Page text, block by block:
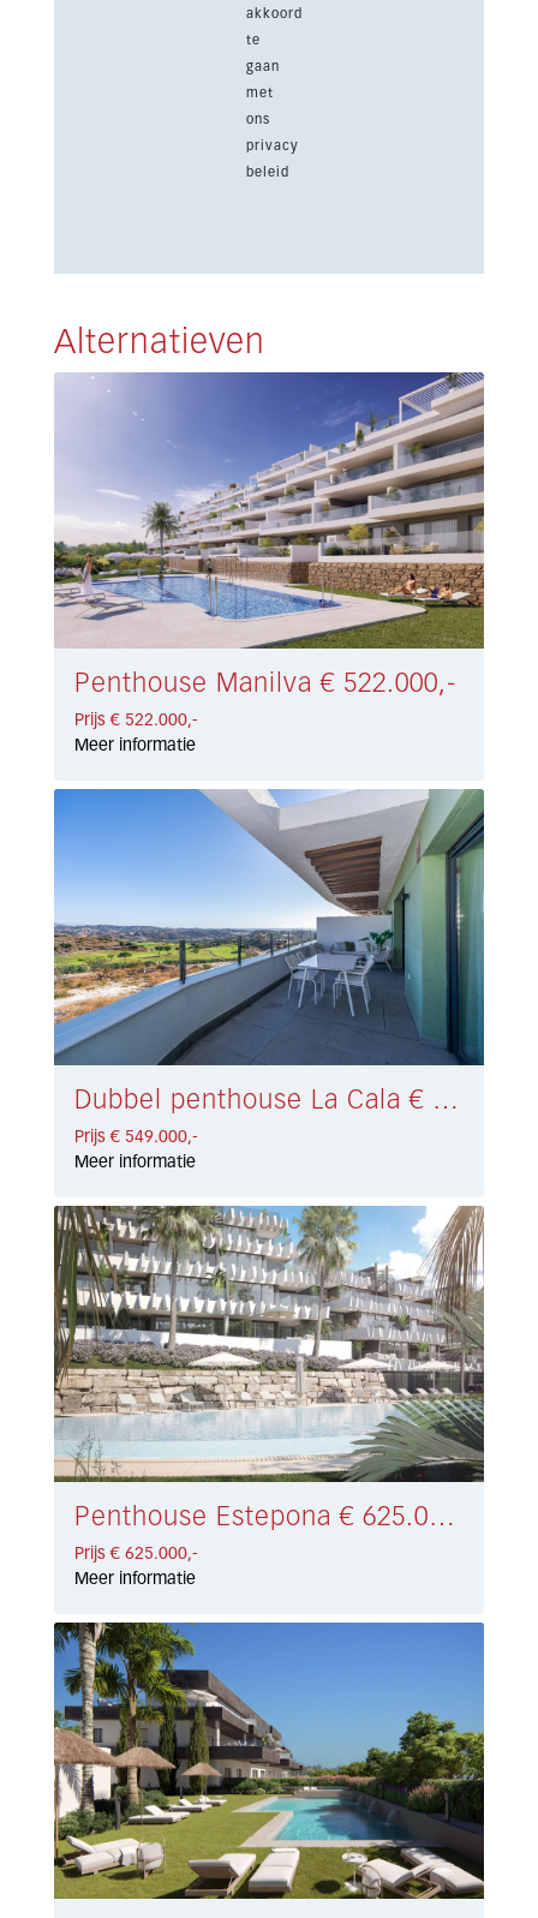
akkoord
te
gaan
met
ons
privacy
beleid
Alternatieven
Penthouse Manilva € 522.000,-
Prijs € 522.000,-
Meer informatie
Dubbel penthouse La Cala € 549.000,-
Prijs € 549.000,-
Meer informatie
Penthouse Estepona € 625.000,-
Prijs € 625.000,-
Meer informatie